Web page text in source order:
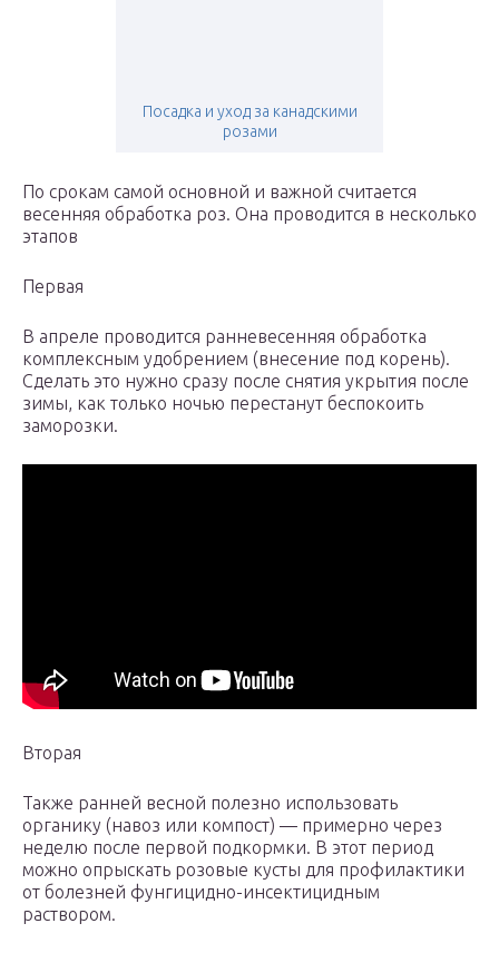
Посадка и уход за канадскими
розами
По срокам самой основной и важной считается
весенняя обработка роз. Она проводится в несколько
этапов
Первая
В апреле проводится ранневесенняя обработка
комплексным удобрением (внесение под корень).
Сделать это нужно сразу после снятия укрытия после
зимы, как только ночью перестанут беспокоить
заморозки.
Вторая
Также ранней весной полезно использовать
органику (навоз или компост) — примерно через
неделю после первой подкормки. В этот период
можно опрыскать розовые кусты для профилактики
от болезней фунгицидно-инсектицидным
раствором.